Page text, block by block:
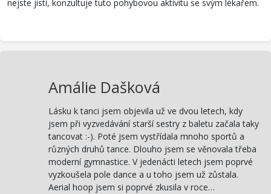
nejste jisti, konzultuje tuto pohybovou aktivitu se svým lékařem.
Amálie Dašková
Lásku k tanci jsem objevila už ve dvou letech, kdy
jsem při vyzvedávání starší sestry z baletu začala taky
tancovat :-). Poté jsem vystřídala mnoho sportů a
různých druhů tance. Dlouho jsem se věnovala třeba
moderní gymnastice. V jedenácti letech jsem poprvé
vyzkoušela pole dance a u toho jsem už zůstala.
Aerial hoop jsem si poprvé zkusila v roce…